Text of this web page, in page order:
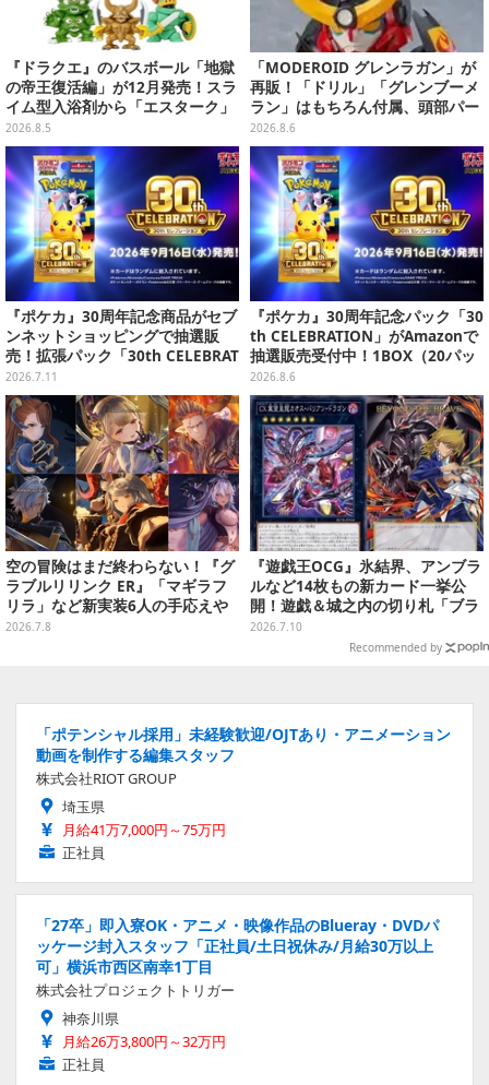
『ドラクエ』のバスボール「地獄
の帝王復活編」が12月発売！スラ
イム型入浴剤から「エスターク」
「デスピサロ」ら6体が飛び出す
2026.8.5
「MODEROID グレンラガン」が
再販！「ドリル」「グレンブーメ
ラン」はもちろん付属、頭部パー
ツを組み替えると「ラガン」も再
現可能
2026.8.6
『ポケカ』30周年記念商品がセブ
ンネットショッピングで抽選販
売！拡張パック「30th CELEBRAT
ION」と「エーフィ・ブラッキー
セット」が対象
2026.7.11
『ポケカ』30周年記念パック「30
th CELEBRATION」がAmazonで
抽選販売受付中！1BOX（20パッ
ク入り）
2026.8.6
空の冒険はまだ終わらない！『グ
ラブルリリンク ER』「マギラフ
リラ」など新実装6人の手応えや
新要素の数々を一挙体験─シエ
2026.7.8
『遊戯王OCG』氷結界、アンブラ
ルなど14枚もの新カード一挙公
開！遊戯＆城之内の切り札「ブラ
ック・デーモンズ・ドラゴン」も
新たな装いで登場
2026.7.10
Recommended by
「ポテンシャル採用」未経験歓迎/OJTあり・アニメーション
動画を制作する編集スタッフ
株式会社RIOT GROUP
埼玉県
月給41万7,000円～75万円
正社員
「27卒」即入寮OK・アニメ・映像作品のBlueray・DVDパ
ッケージ封入スタッフ「正社員/土日祝休み/月給30万以上
可」横浜市西区南幸1丁目
株式会社プロジェクトトリガー
神奈川県
月給26万3,800円～32万円
正社員